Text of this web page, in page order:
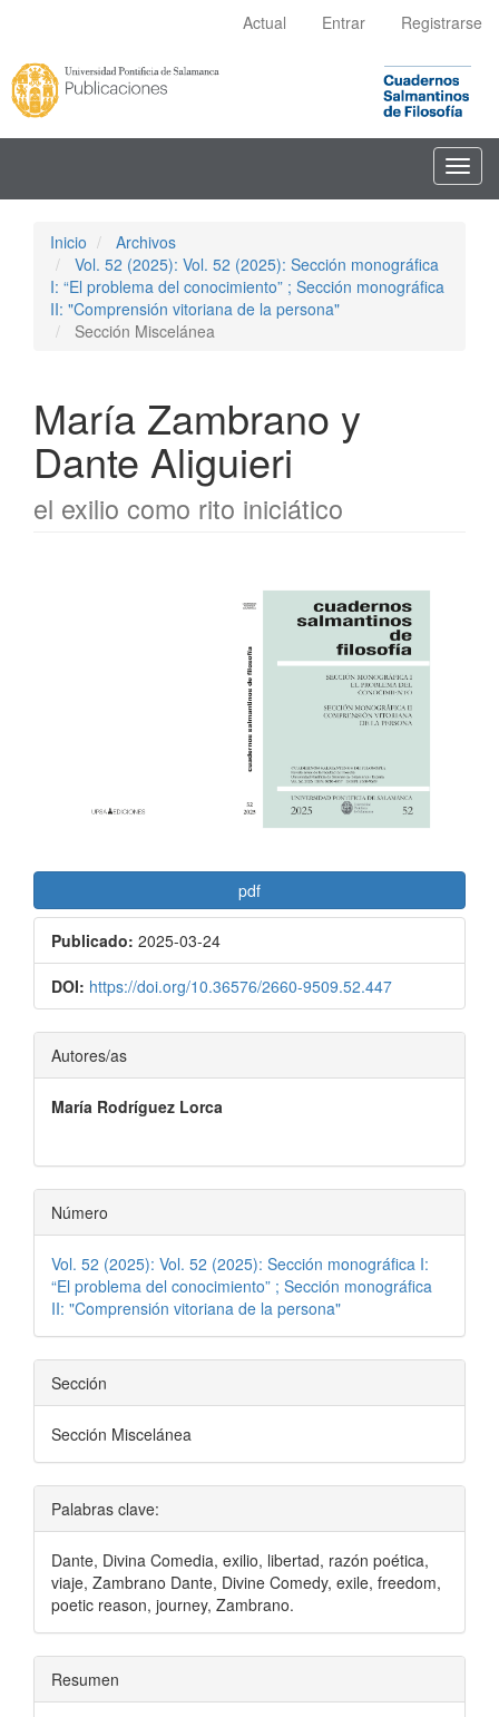
principal
Barra
lateral
Actual Entrar Registrarse
Inicio
Archivos
Vol. 52 (2025): Vol. 52 (2025): Sección monográfica
I: “El problema del conocimiento” ; Sección monográfica
II: "Comprensión vitoriana de la persona"
Sección Miscelánea
María Zambrano y
Dante Aliguieri
el exilio como rito iniciático
pdf
Publicado: 2025-03-24
DOI: https://doi.org/10.36576/2660-9509.52.447
Contenido
principal
del
artículo
Autores/as
María Rodríguez Lorca
Número
Vol. 52 (2025): Vol. 52 (2025): Sección monográfica I:
“El problema del conocimiento” ; Sección monográfica
II: "Comprensión vitoriana de la persona"
Sección
Sección Miscelánea
Palabras clave:
Dante, Divina Comedia, exilio, libertad, razón poética,
viaje, Zambrano Dante, Divine Comedy, exile, freedom,
poetic reason, journey, Zambrano.
Resumen